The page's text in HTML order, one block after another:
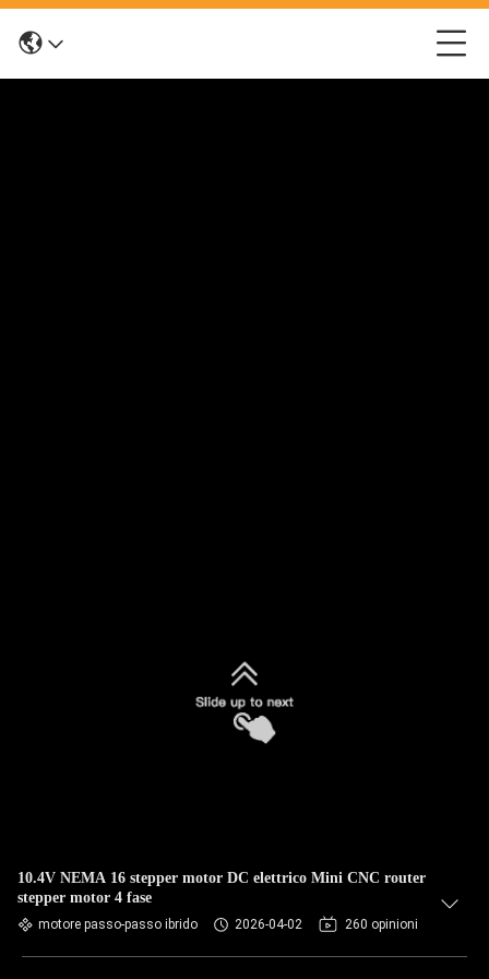
10.4V NEMA 16 stepper motor DC elettrico Mini CNC router
stepper motor 4 fase
motore passo-passo ibrido 2026-04-02 260 opinioni